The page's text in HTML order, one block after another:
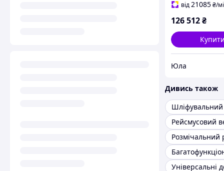
100PRO
від21085₴/
126 512₴
Купити
Юла
Дивись також
Шліфувальний
Рейсмусовий
Розмічальний